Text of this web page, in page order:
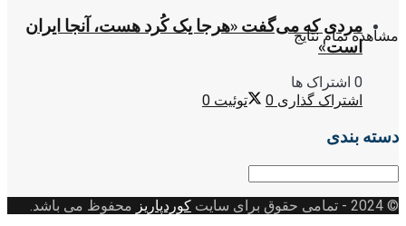
مشاهده تمام نتایج
مردی که می‌گفت «هرجا یک کُرد هست، آنجا ایران
است»
0 اشتراک ها
اشتراک گذاری 0 توئیت 0
دسته بندی
دسته
© 2024
- تمامی حقوق برای سایت کوردپاریز محفوظ می باشد.